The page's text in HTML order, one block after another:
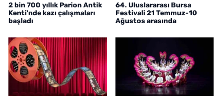
2 bin 700 yıllık Parion Antik
Kenti'nde kazı çalışmaları
başladı
64. Uluslararası Bursa
Festivali 21 Temmuz-10
Ağustos arasında